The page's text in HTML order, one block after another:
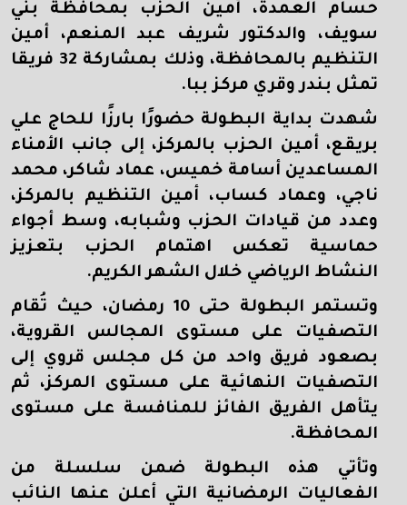
حسام العمدة، أمين الحزب بمحافظة بني
سويف، والدكتور شريف عبد المنعم، أمين
التنظيم بالمحافظة، وذلك بمشاركة 32 فريقا
تمثل بندر وقري مركز ببا.
شهدت بداية البطولة حضورًا بارزًا للحاج علي
بريقع، أمين الحزب بالمركز، إلى جانب الأمناء
المساعدين أسامة خميس، عماد شاكر، محمد
ناجي، وعماد كساب، أمين التنظيم بالمركز،
وعدد من قيادات الحزب وشبابه، وسط أجواء
حماسية تعكس اهتمام الحزب بتعزيز
النشاط الرياضي خلال الشهر الكريم.
وتستمر البطولة حتى 10 رمضان، حيث تُقام
التصفيات على مستوى المجالس القروية،
بصعود فريق واحد من كل مجلس قروي إلى
التصفيات النهائية على مستوى المركز، ثم
يتأهل الفريق الفائز للمنافسة على مستوى
المحافظة.
وتأتي هذه البطولة ضمن سلسلة من
الفعاليات الرمضانية التي أعلن عنها النائب